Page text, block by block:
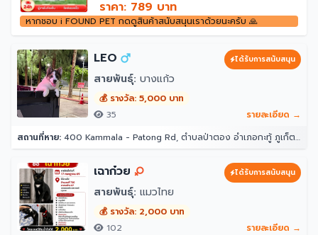
ราคา ฿789 - ฿3,495 ที่ Shopee
ราคา: 789 บาท
หากชอบ i FOUND PET กดดูสินค้าสนับสนุนเราด้วยนะครับ 🙏
LEO ได้รับการสนับสนุน
สายพันธุ์: บางแก้ว
💰 รางวัล: 5,000 บาท
35
รายละเอียด →
สถานที่หาย: 400 Kammala - Patong Rd, ตำบลป่าตอง อำเภอกะทู้ ภูเก็ต 83150 โรงแรมอินโดจีนรีสอร์ท - ตาลิมารีสอร์ท
เฉาก๋วย ได้รับการสนับสนุน
สายพันธุ์: แมวไทย
💰 รางวัล: 2,000 บาท
102
รายละเอียด →